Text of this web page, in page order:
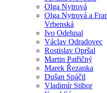
Olga Nytrová
Olga Nytrová a
Vrbenská
Ivo Odehnal
Václav Odradovec
Rostislav Opršal
Martin Patřičný
Marek Řezanka
Dušan Spáčil
Vladimír Stibor